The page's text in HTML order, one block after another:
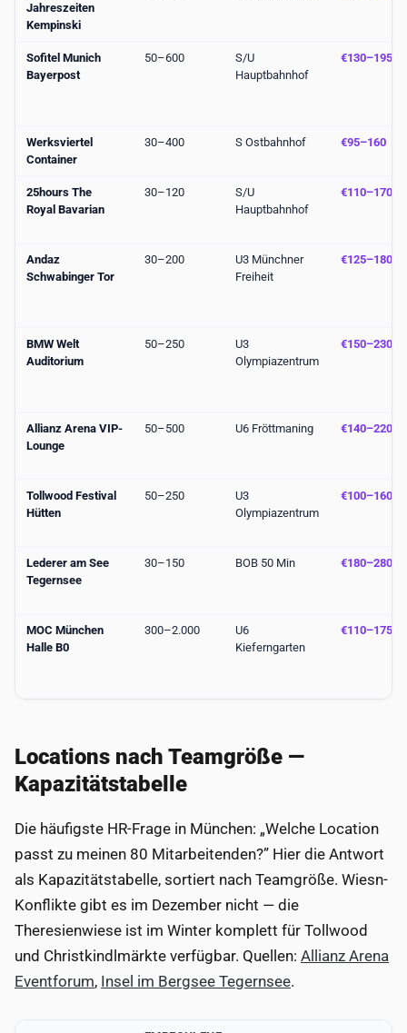
Jahreszeiten
Kempinski
Sofitel Munich
Bayerpost
50–600
S/U
Hauptbahnhof
€130–195
Werksviertel
Container
30–400 S Ostbahnhof €95–160
25hours The
Royal Bavarian
30–120
S/U
Hauptbahnhof
€110–170
Andaz
Schwabinger Tor
30–200
U3 Münchner
Freiheit
€125–180
BMW Welt
Auditorium
50–250
U3
Olympiazentrum
€150–230
Allianz Arena VIP-
Lounge
50–500 U6 Fröttmaning €140–220
Tollwood Festival
Hütten
50–250
U3
Olympiazentrum
€100–160
Lederer am See
Tegernsee
30–150 BOB 50 Min €180–280
MOC München
Halle B0
300–2.000
U6
Kieferngarten
€110–175
Locations nach Teamgröße —
Kapazitätstabelle
Die häufigste HR-Frage in München: „Welche Location
passt zu meinen 80 Mitarbeitenden?” Hier die Antwort
als Kapazitätstabelle, sortiert nach Teamgröße. Wiesn-
Konflikte gibt es im Dezember nicht — die
Theresienwiese ist im Winter komplett für Tollwood
und Christkindlmärkte verfügbar. Quellen: Allianz Arena
Eventforum, Insel im Bergsee Tegernsee.